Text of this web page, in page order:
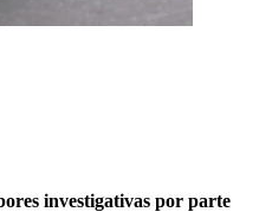
investigativas por parte